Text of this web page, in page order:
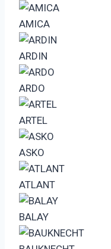
AMICA
ARDIN
ARDO
ARTEL
ASKO
ATLANT
BALAY